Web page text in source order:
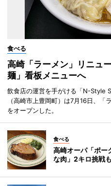
食べる
高崎「ラーメン」リニュ
麺」看板メニューへ
飲食店の運営を手がける「N-Style
（高崎市上豊岡町）は7月16日、「
をオープンした。
食べる
高崎オーパ「ポ
な肉」2キロ挑戦も